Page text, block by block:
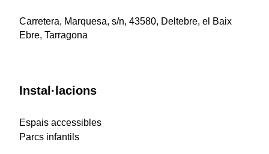
Carretera, Marquesa, s/n, 43580, Deltebre, el Baix
Ebre, Tarragona
Instal·lacions
Espais accessibles
Parcs infantils